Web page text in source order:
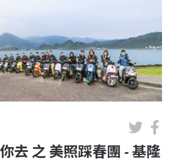
去 之 美照踩春團 - 基隆